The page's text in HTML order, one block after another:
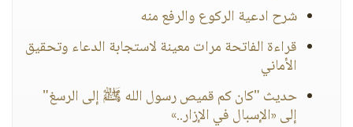
شرح ادعية الركوع والرفع منه
قراءة الفاتحة مرات معينة لاستجابة الدعاء وتحقيق
الأماني
حديث "كان كم قميص رسول الله ﷺ إلى الرسغ"
إلى «الإسبال في الإزار..»